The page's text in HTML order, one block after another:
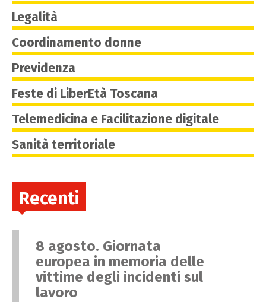
Legalità
Coordinamento donne
Previdenza
Feste di LiberEtà Toscana
Telemedicina e Facilitazione digitale
Sanità territoriale
Recenti
8 agosto. Giornata
europea in memoria delle
vittime degli incidenti sul
lavoro